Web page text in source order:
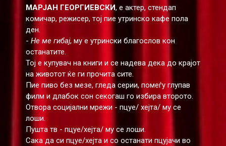
МАРЈАН ГЕОРГИЕВСКИ, е актер, стендап
комичар, режисер, тој пие утринско кафе пола
ден.
- Не ме гибај, му е утрински благослов кон
останатите.
Тој е купувач на книги и се надева дека до крајот
на животот ќе ги прочита сите.
Пие пиво без мезе, гледа серии, помеѓу глупав
филм и длабок сон секогаш го избира второто.
Отвора социјални мрежи - пцуе/ хејта/ му се
лоши.
Пушта тв - пцуе/хејта/ му се лоши.
Сака да си пцуе/хејта и со останати пцујачи во